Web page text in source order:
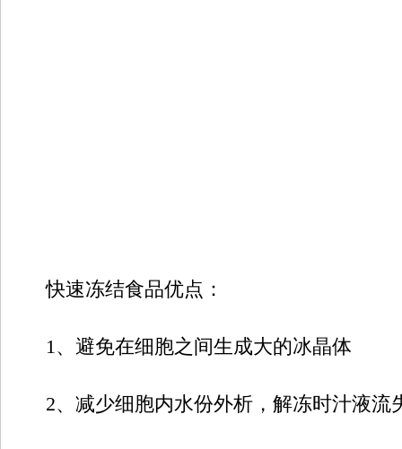
快速冻结食品优点：
1、避免在细胞之间生成大的冰晶体
2、减少细胞内水份外析，解冻时汁液流